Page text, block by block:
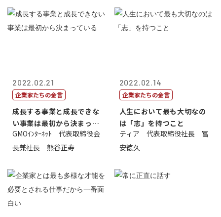
2022.02.21
企業家たちの金言
成長する事業と成長できな
い事業は最初から決まって
いる
GMOｲﾝﾀｰﾈｯﾄ 代表取締役会
長兼社長 熊谷正寿
2022.02.14
企業家たちの金言
人生において最も大切なの
は「志」を持つこと
ティア 代表取締役社長 冨
安徳久